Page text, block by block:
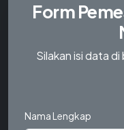
Form
Silakan isi data
Nama Lengkap